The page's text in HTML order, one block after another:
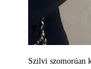
Szilvi szomorúan